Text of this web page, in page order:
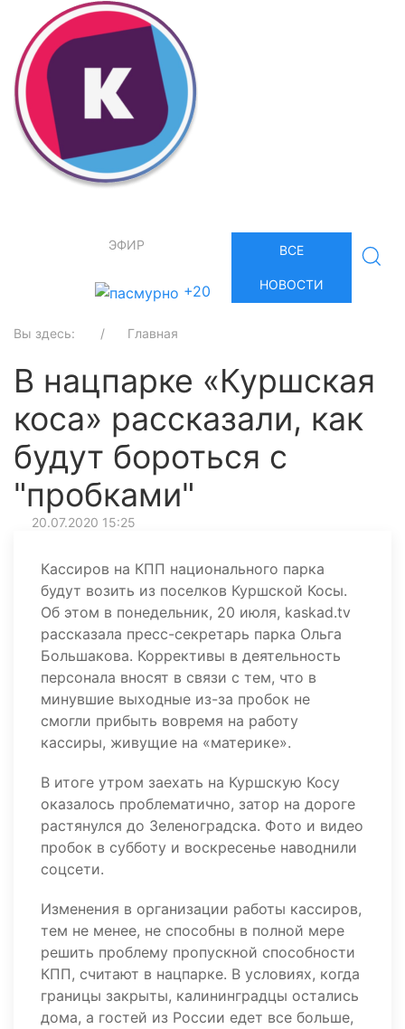
ЭФИР
+20
ВСЕ
НОВОСТИ
Вы здесь: Главная
В нацпарке «Куршская
коса» рассказали, как
будут бороться с
"пробками"
20.07.2020 15:25
Кассиров на КПП национального парка
будут возить из поселков Куршской Косы.
Об этом в понедельник, 20 июля, kaskad.tv
рассказала пресс-секретарь парка Ольга
Большакова. Коррективы в деятельность
персонала вносят в связи с тем, что в
минувшие выходные из-за пробок не
смогли прибыть вовремя на работу
кассиры, живущие на «материке».
В итоге утром заехать на Куршскую Косу
оказалось проблематично, затор на дороге
растянулся до Зеленоградска. Фото и видео
пробок в субботу и воскресенье наводнили
соцсети.
Изменения в организации работы кассиров,
тем не менее, не способны в полной мере
решить проблему пропускной способности
КПП, считают в нацпарке. В условиях, когда
границы закрыты, калининградцы остались
дома, а гостей из России едет все больше,